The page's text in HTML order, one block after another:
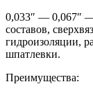
0,033″ — 0,067″ —
составов,
гидроизоляции,
шпатлевки.
Преимущества: